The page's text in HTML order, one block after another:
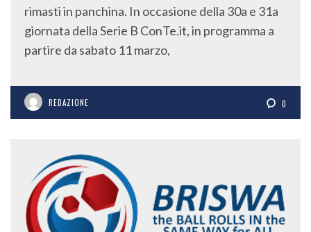
rimasti in panchina. In occasione della 30a e 31a
giornata della Serie B ConTe.it, in programma a
partire da sabato 11 marzo,
REDAZIONE 0